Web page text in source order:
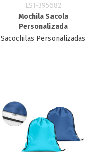
LST-395682
Mochila Sacola
Personalizada
Sacochilas Personalizadas